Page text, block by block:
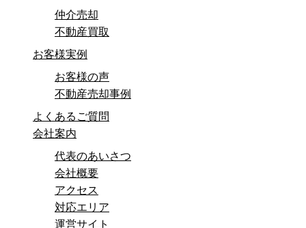
仲介売却
不動産買取
お客様実例
お客様の声
不動産売却事例
よくあるご質問
会社案内
代表のあいさつ
会社概要
アクセス
対応エリア
運営サイト